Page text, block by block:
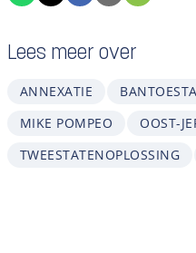
Lees meer over
ANNEXATIE
MIKE POMPEO
OOST-
TWEESTATENOPLOSSING